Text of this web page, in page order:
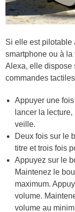
Si elle est pilotable
smartphone ou à
Alexa, elle dispose
commandes
Appuyer une
lancer la
veille.
Deux fois sur le
titre et trois fois
Appuyez sur le
Maintenez le
maximum.
volume.
volume au